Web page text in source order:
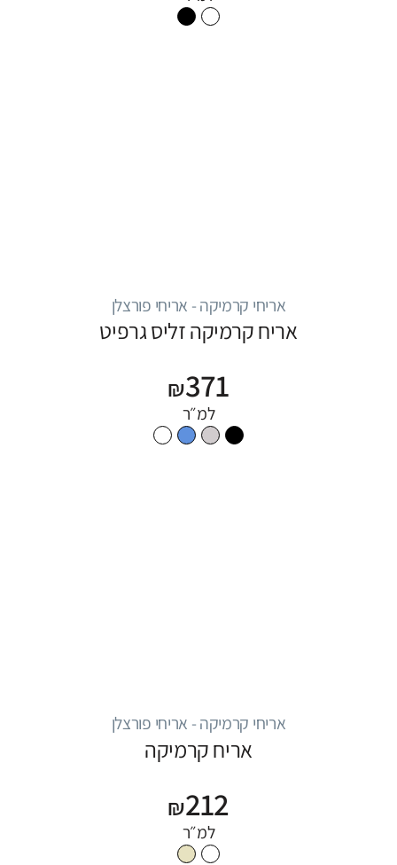
אריחי קרמיקה - אריחי פורצלן
אריח קרמיקה זליס גרפיט
₪371
למ״ר
אריחי קרמיקה - אריחי פורצלן
אריח קרמיקה
₪212
למ״ר